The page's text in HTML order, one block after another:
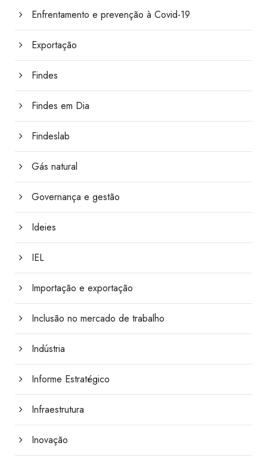
Enfrentamento e prevenção à Covid-19
Exportação
Findes
Findes em Dia
Findeslab
Gás natural
Governança e gestão
Ideies
IEL
Importação e exportação
Inclusão no mercado de trabalho
Indústria
Informe Estratégico
Infraestrutura
Inovação